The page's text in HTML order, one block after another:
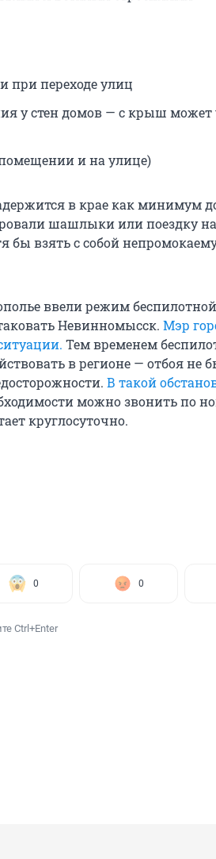
при переходе улиц
у стен домов — с крыш может
и на улице)
в крае как минимум
шашлыки или поездку
бы взять с собой
ввели режим беспилотной
Невинномысск. Мэр
Тем временем
в регионе — отбоя не
В такой
можно звонить по
круглосуточно.
0 0
Ctrl+Enter